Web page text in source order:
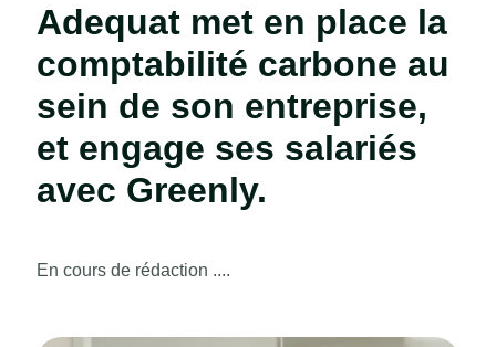
Adequat met en place la
comptabilité carbone au
sein de son entreprise,
et engage ses salariés
avec Greenly.
En cours de rédaction ....